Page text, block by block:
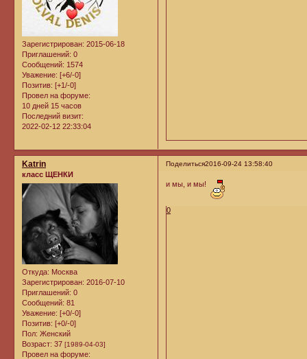
Зарегистрирован: 2015-06-18
Приглашений: 0
Сообщений: 1574
Уважение: [+6/-0]
Позитив: [+1/-0]
Провел на форуме:
10 дней 15 часов
Последний визит:
2022-02-12 22:33:04
Поделиться2016-09-24 13:58:40
Katrin
класс ЩЕНКИ
Откуда: Москва
Зарегистрирован: 2016-07-10
Приглашений: 0
Сообщений: 81
Уважение: [+0/-0]
Позитив: [+0/-0]
Пол: Женский
Возраст: 37 [1989-04-03]
Провел на форуме:
и мы, и мы!
0